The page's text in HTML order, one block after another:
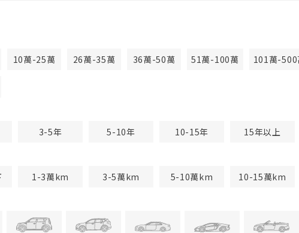
10萬-25萬 26萬-35萬 36萬-50萬 51萬-100萬 101萬-500
3-5年 5-10年 10-15年
15年以上
1-3萬km 3-5萬km 5-10萬km
10-15萬km